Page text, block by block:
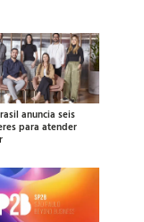
anuncia seis
para atender